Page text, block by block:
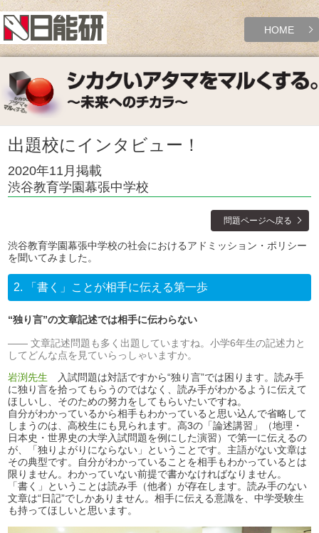
HOME
出題校にインタビュー！
2020年11月掲載
渋谷教育学園幕張中学校
問題ページへ戻る
渋谷教育学園幕張中学校の社会におけるアドミッション・ポリシー
を聞いてみました。
2. 「書く」ことが相手に伝える第一歩
“独り言”の文章記述では相手に伝わらない
文章記述問題も多く出題していますね。小学6年生の記述力と
してどんな点を見ていらっしゃいますか。
岩渕先生 入試問題は対話ですから“独り言”では困ります。読み手
に独り言を拾ってもらうのではなく、読み手がわかるように伝えて
ほしいし、そのための努力をしてもらいたいですね。
自分がわかっているから相手もわかっていると思い込んで省略して
しまうのは、高校生にも見られます。高3の「論述講習」（地理・
日本史・世界史の大学入試問題を例にした演習）で第一に伝えるの
が、「独りよがりにならない」ということです。主語がない文章は
その典型です。自分がわかっていることを相手もわかっているとは
限りません。わかっていない前提で書かなければなりません。
「書く」ということは読み手（他者）が存在します。読み手のない
文章は“日記”でしかありません。相手に伝える意識を、中学受験生
も持ってほしいと思います。